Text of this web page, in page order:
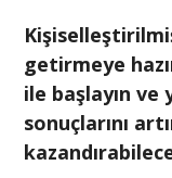
getirmeye
ile başlayın ve
sonuçlarını